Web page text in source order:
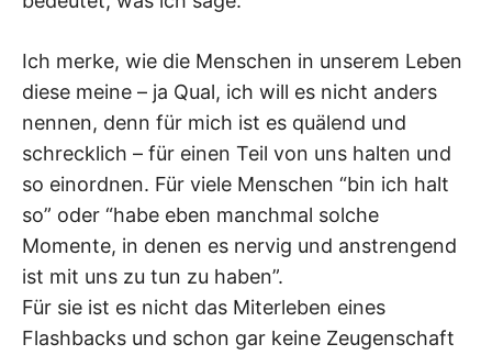
Ich merke, wie die Menschen in unserem Leben
diese meine – ja Qual, ich will es nicht anders
nennen, denn für mich ist es quälend und
schrecklich – für einen Teil von uns halten und
so einordnen. Für viele Menschen “bin ich halt
so” oder “habe eben manchmal solche
Momente, in denen es nervig und anstrengend
ist mit uns zu tun zu haben”.
Für sie ist es nicht das Miterleben eines
Flashbacks und schon gar keine Zeugenschaft